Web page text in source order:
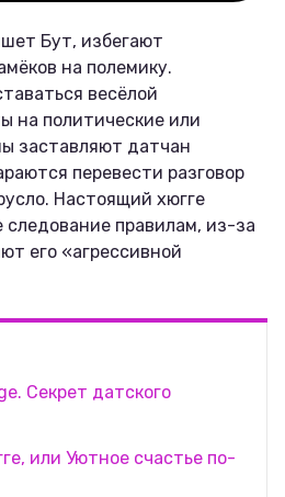
Бут, избегают
на полемику.
весёлой
на политические или
заставляют датчан
перевести разговор
Настоящий хюгге
следование правилам, из-за
его «агрессивной
Секрет датского
или Уютное счастье по-